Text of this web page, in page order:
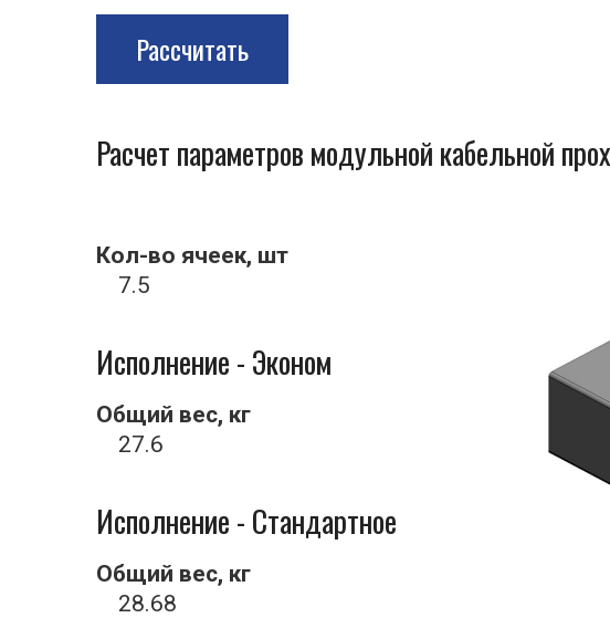
Рассчитать
Расчет параметров модульной кабельной
Кол-во ячеек, шт
7.5
Исполнение - Эконом
Общий вес, кг
27.6
Исполнение - Стандартное
Общий вес, кг
28.68